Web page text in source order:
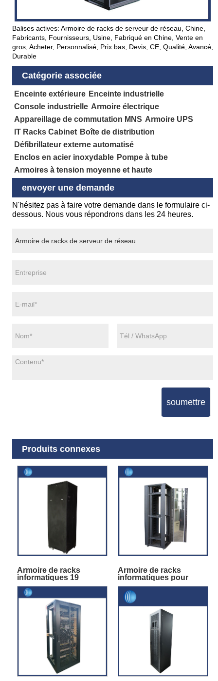
Balises actives: Armoire de racks de serveur de réseau, Chine,
Fabricants, Fournisseurs, Usine, Fabriqué en Chine, Vente en
gros, Acheter, Personnalisé, Prix bas, Devis, CE, Qualité, Avancé,
Durable
Catégorie associée
Enceinte extérieure Enceinte industrielle
Console industrielle Armoire électrique
Appareillage de commutation MNS Armoire UPS
IT Racks Cabinet Boîte de distribution
Défibrillateur externe automatisé
Enclos en acier inoxydable Pompe à tube
Armoires à tension moyenne et haute
envoyer une demande
N'hésitez pas à faire votre demande dans le formulaire ci-
dessous. Nous vous répondrons dans les 24 heures.
soumettre
Produits connexes
Armoire de racks
informatiques 19
pouces 42U
Armoire de racks
informatiques pour
serveurs de centre de
données